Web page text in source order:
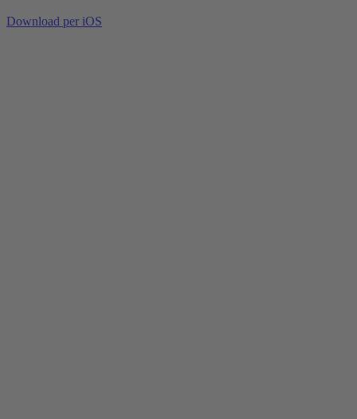
Download per iOS